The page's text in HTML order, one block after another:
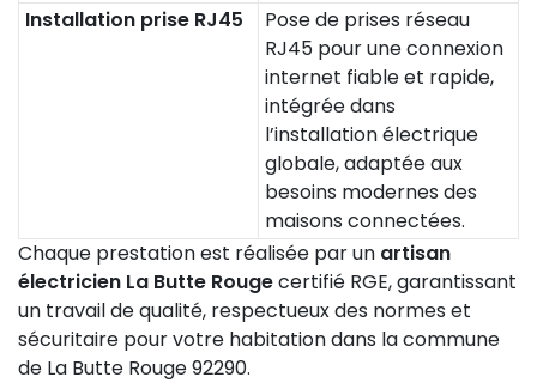
Installation prise RJ45
Pose de prises réseau
RJ45 pour une connexion
internet fiable et rapide,
intégrée dans
l’installation électrique
globale, adaptée aux
besoins modernes des
maisons connectées.
Chaque prestation est réalisée par un artisan
électricien La Butte Rougecertifié RGE, garantissant
un travail de qualité, respectueux des normes et
sécuritaire pour votre habitation dans la commune
de La Butte Rouge 92290.